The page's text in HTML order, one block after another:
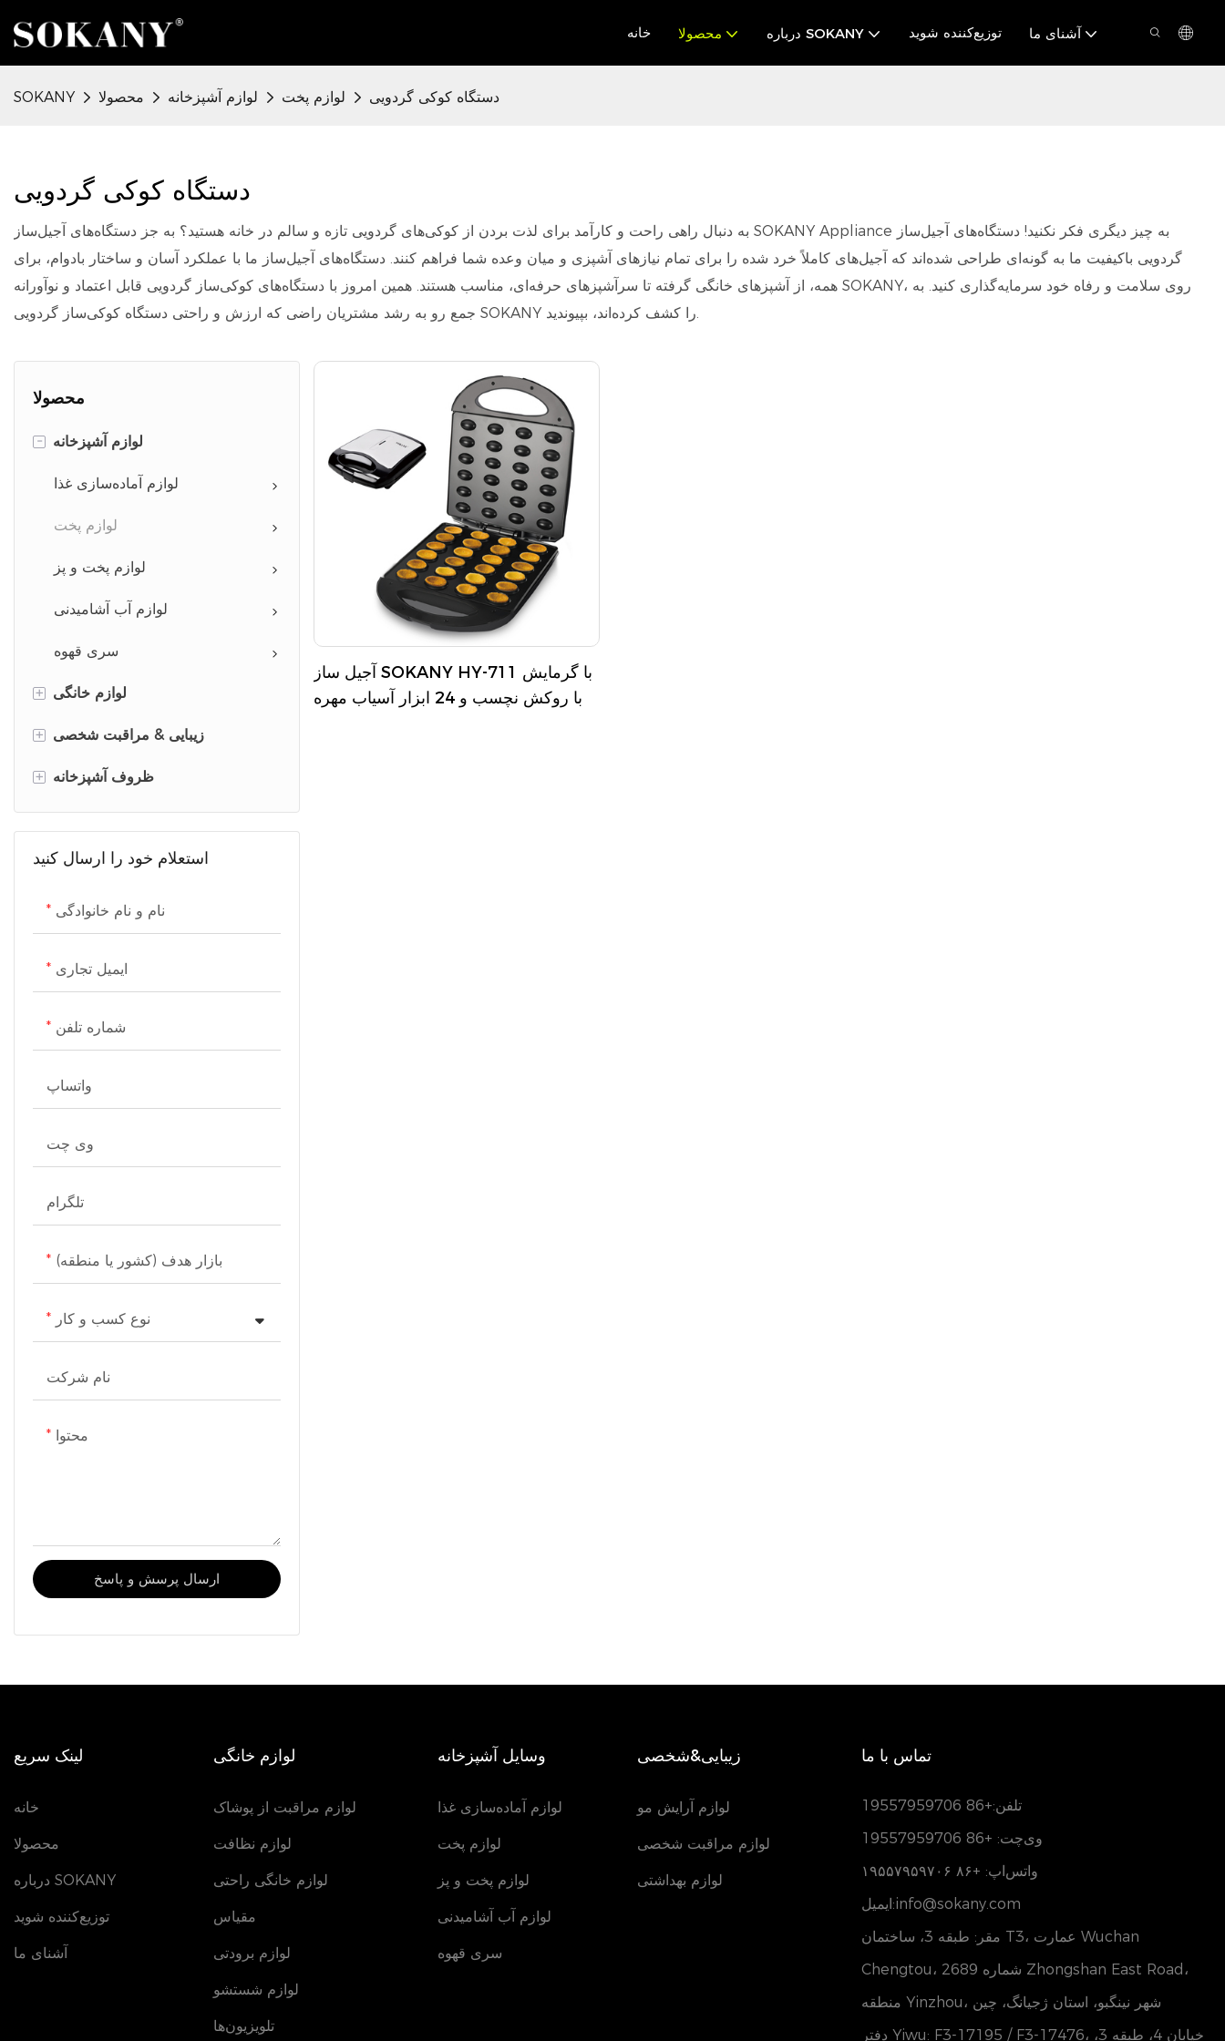
خانه محصولا درباره SOKANY توزیع‌کننده شوید آشنای ما
SOKANY محصولا لوازم آشپزخانه لوازم پخت دستگاه کوکی گردویی
دستگاه کوکی گردویی
به دنبال راهی راحت و کارآمد برای لذت بردن از کوکی‌های گردویی تازه و سالم در خانه هستید؟ به جز دستگاه‌های آجیل‌ساز SOKANY Appliance به چیز دیگری فکر نکنید! دستگاه‌های آجیل‌ساز
گردویی باکیفیت ما به گونه‌ای طراحی شده‌اند که آجیل‌های کاملاً خرد شده را برای تمام نیازهای آشپزی و میان وعده شما فراهم کنند. دستگاه‌های آجیل‌ساز ما با عملکرد آسان و ساختار بادوام، برای
همه، از آشپزهای خانگی گرفته تا سرآشپزهای حرفه‌ای، مناسب هستند. همین امروز با دستگاه‌های کوکی‌ساز گردویی قابل اعتماد و نوآورانه SOKANY، روی سلامت و رفاه خود سرمایه‌گذاری کنید. به
جمع رو به رشد مشتریان راضی که ارزش و راحتی دستگاه کوکی‌ساز گردویی SOKANY را کشف کرده‌اند، بپیوندید.
محصولا
- لوازم آشپزخانه
لوازم آماده‌سازی غذا
لوازم پخت
لوازم پخت و پز
لوازم آب آشامیدنی
سری قهوه
+ لوازم خانگی
لوازم مراقبت از پوشاک
لوازم نظافت
مقیاس
لوازم برودتی
+ زیبایی & مراقبت شخصی
لوازم آرایش مو
لوازم بهداشتی
+ ظروف آشپزخانه
استعلام خود را ارسال کنید
نام و نام خانوادگی
ایمیل تجاری
شماره تلفن
واتساپ
وی چت
تلگرام
بازار هدف (کشور یا منطقه)
نوع کسب و کار
نام شرکت
محتوا
ارسال پرسش و پاسخ
آجیل ساز SOKANY HY-711 با گرمایش
با روکش نچسب و 24 ابزار آسیاب مهره
لینک سریع
خانه
محصولا
درباره SOKANY
توزیع‌کننده شوید
آشنای ما
لوازم خانگی
لوازم مراقبت از پوشاک
لوازم نظافت
لوازم خانگی راحتی
مقیاس
لوازم برودتی
لوازم شستشو
تلویزیون‌ها
وسایل آشپزخانه
لوازم آماده‌سازی غذا
لوازم پخت
لوازم پخت و پز
لوازم آب آشامیدنی
سری قهوه
زیبایی&شخصی
لوازم آرایش مو
لوازم مراقبت شخصی
لوازم بهداشتی
تماس با ما
تلفن:+86 19557959706
وی‌چت: +86 19557959706
واتس‌اپ: +۸۶ ۱۹۵۵۷۹۵۹۷۰۶
ایمیل:info@sokany.com
مقر: طبقه 3، ساختمان T3، عمارت Wuchan
Chengtou، شماره 2689 Zhongshan East Road،
منطقه Yinzhou، شهر نینگبو، استان ژجیانگ، چین
دفتر Yiwu: F3-17195 / F3-17476، خیابان 4، طبقه 3،